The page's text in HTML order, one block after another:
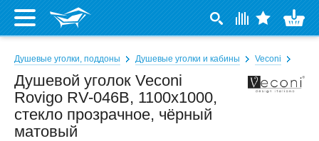
Душевые уголки, поддоны Душевые уголки и кабины Veconi
Душевой уголок Veconi
Rovigo RV-046B, 1100x1000,
стекло прозрачное, чёрный
матовый